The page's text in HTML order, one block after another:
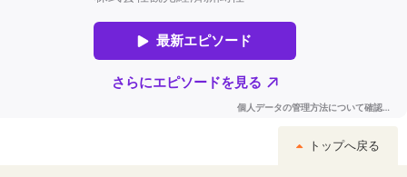
トップへ戻る